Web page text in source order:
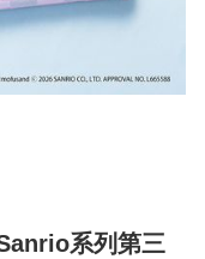
系列第三